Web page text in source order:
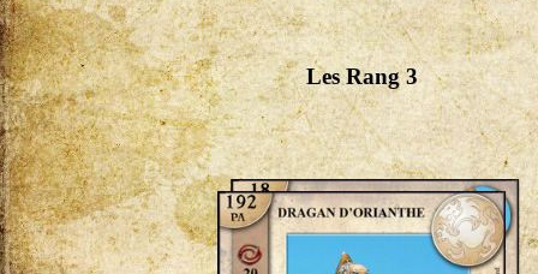
Les Rang 3